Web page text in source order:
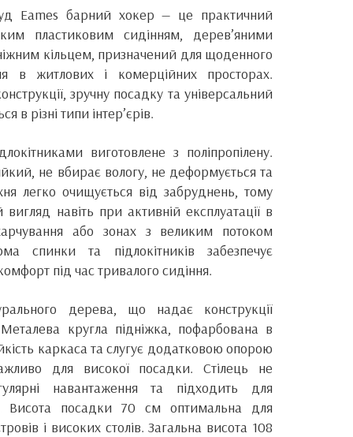
Eames барний хокер — це практичний
пластиковим сидінням, дерев’яними
кільцем, призначений для щоденного
в житлових і комерційних просторах.
зручну посадку та універсальний
в різні типи інтер’єрів.
виготовлене з поліпропілену.
не вбирає вологу, не деформується та
легко очищується від забруднень, тому
вигляд навіть при активній експлуатації в
або зонах з великим потоком
спинки та підлокітників забезпечує
під час тривалого сидіння.
дерева, що надає конструкції
Металева кругла підніжка, пофарбована в
каркаса та слугує додатковою опорою
для високої посадки. Стілець не
навантаження та підходить для
Висота посадки 70 см оптимальна для
і високих столів. Загальна висота 108